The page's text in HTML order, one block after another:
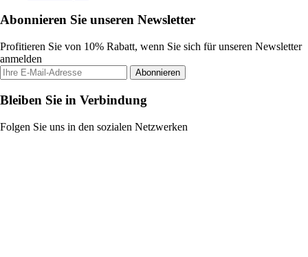
Abonnieren Sie unseren Newsletter
Profitieren Sie von 10% Rabatt, wenn Sie sich für unseren Newsletter
anmelden
Abonnieren
Bleiben Sie in Verbindung
Folgen Sie uns in den sozialen Netzwerken